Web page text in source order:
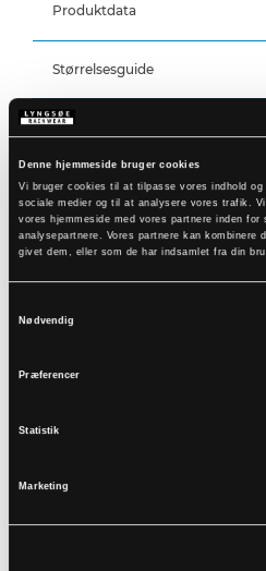
Denne hjemmeside bruger cookies
Vi bruger cookies til at tilpasse vores indhold
sociale medier og til at analysere vores trafik.
vores hjemmeside med vores partnere inden for
analysepartnere. Vores partnere kan kombinere
givet dem, eller som de har indsamlet fra din
Nødvendig
Præferencer
Statistik
Marketing
To stiklommer
Trykknapjustering ved
Produktdata
Varenummer: LR52-53
DB-nummer: 2546861
Størrelsesguide
Vaskeanvisninger
Plejeinstruktioner:
Anvend ikke skyllemiddel
Vaskes sammen med
DOWNLOAD